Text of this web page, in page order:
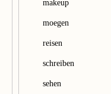
makeup
moegen
reisen
schreiben
sehen